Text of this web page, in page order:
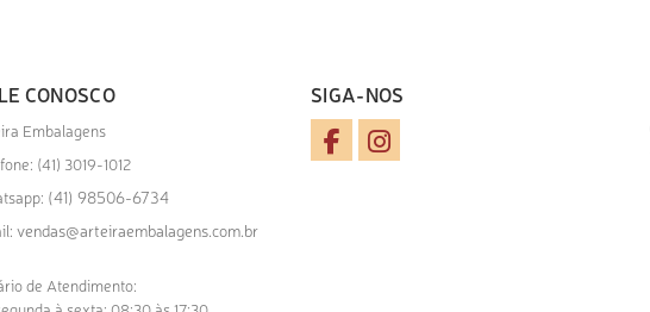
CONOSCO
Embalagens
(41) 3019-1012
(41) 98506-6734
vendas@arteiraembalagens.com.br
de Atendimento:
SIGA-NOS